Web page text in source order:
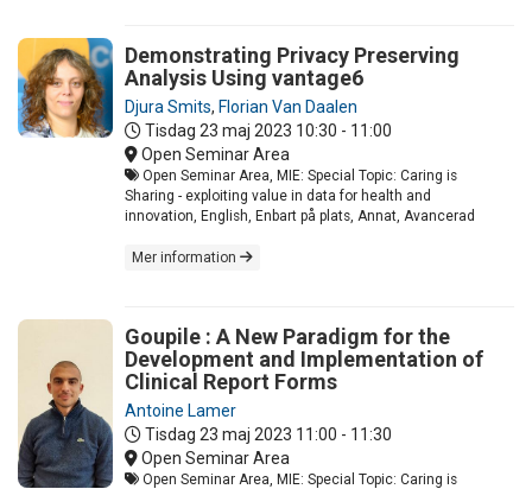
Demonstrating Privacy Preserving
Analysis Using vantage6
Djura Smits, Florian Van Daalen
Tisdag 23 maj 2023 10:30 - 11:00
Open Seminar Area
Open Seminar Area, MIE: Special Topic: Caring is
Sharing - exploiting value in data for health and
innovation, English, Enbart på plats, Annat, Avancerad
Mer information
Goupile : A New Paradigm for the
Development and Implementation of
Clinical Report Forms
Antoine Lamer
Tisdag 23 maj 2023 11:00 - 11:30
Open Seminar Area
Open Seminar Area, MIE: Special Topic: Caring is